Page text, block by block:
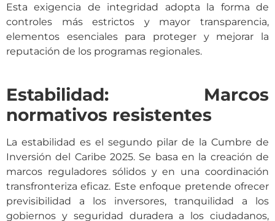
Esta exigencia de integridad adopta la forma de
controles más estrictos y mayor transparencia,
elementos esenciales para proteger y mejorar la
reputación de los programas regionales.
Estabilidad: Marcos
normativos resistentes
La estabilidad es el segundo pilar de la Cumbre de
Inversión del Caribe 2025. Se basa en la creación de
marcos reguladores sólidos y en una coordinación
transfronteriza eficaz. Este enfoque pretende ofrecer
previsibilidad a los inversores, tranquilidad a los
gobiernos y seguridad duradera a los ciudadanos,